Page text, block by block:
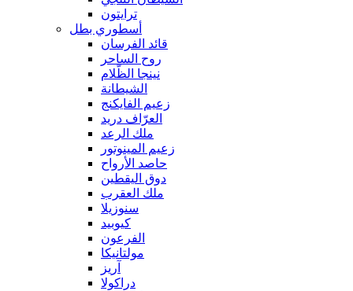
ترايتون
أسطوري بطل
قائد الفرسان
روح الساحر
نينجا الظّلام
الشيطانة
زعيم الفايكنج
العرّاف دريد
ملك الرعد
زعيم المينوتور
حاصد الأرواح
دوق اليقطين
ملك العقرب
سنوزيلا
كيوبيد
الفرعون
مولتانيكا
آريز
دراكولا